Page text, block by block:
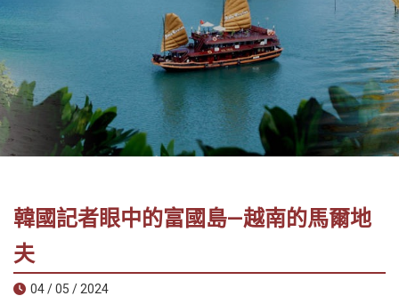
南
接
錫
遊
-
您
在
韓國記者眼中的富國島—越南的馬爾地
夫
04 / 05 / 2024